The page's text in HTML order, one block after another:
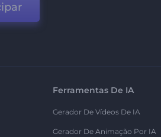
Ferramentas De IA
Gerador De Vídeos De IA
Gerador De Animação Por IA